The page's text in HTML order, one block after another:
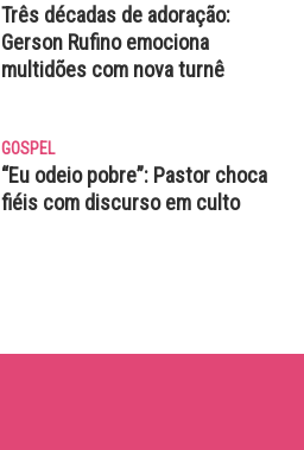
Três décadas de adoração:
Gerson Rufino emociona
multidões com nova turnê
GOSPEL
“Eu odeio pobre”: Pastor choca
fiéis com discurso em culto